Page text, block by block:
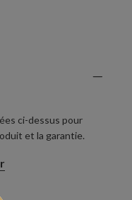
ci-dessus pour
et la garantie.